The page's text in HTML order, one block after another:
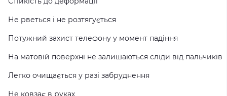
Не рветься і не розтягується
Потужний захист телефону у момент падіння
На матовій поверхні не залишаються сліди від пальчиків
Легко очищається у разі забруднення
Не ковзає в руках